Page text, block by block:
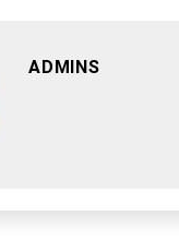
ADMINS